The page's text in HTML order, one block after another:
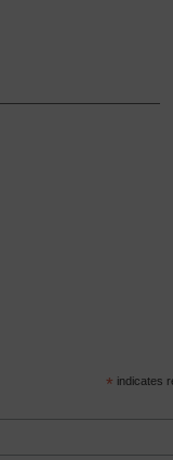
* indicates